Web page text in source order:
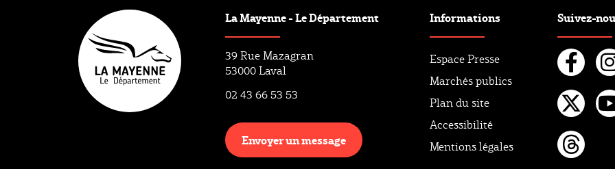
La Mayenne - Le Département
39 Rue Mazagran
53000 Laval
02 43 66 53 53
Envoyer un message
Informations
Espace Presse
Marchés publics
Plan du site
Accessibilité
Mentions légales
Suivez-